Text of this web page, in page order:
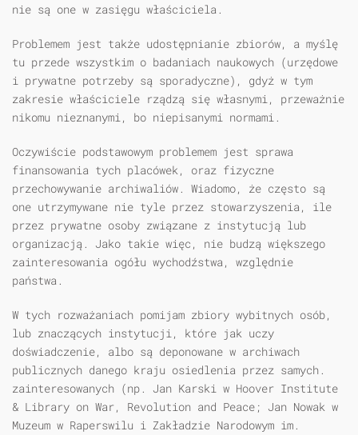
nie są one w zasięgu właściciela.
Problemem jest także udostępnianie zbiorów, a myślę
tu przede wszystkim o badaniach naukowych (urzędowe
i prywatne potrzeby są sporadyczne), gdyż w tym
zakresie właściciele rządzą się własnymi, przeważnie
nikomu nieznanymi, bo niepisanymi normami.
Oczywiście podstawowym problemem jest sprawa
finansowania tych placówek, oraz fizyczne
przechowywanie archiwaliów. Wiadomo, że często są
one utrzymywane nie tyle przez stowarzyszenia, ile
przez prywatne osoby związane z instytucją lub
organizacją. Jako takie więc, nie budzą większego
zainteresowania ogółu wychodźstwa, względnie
państwa.
W tych rozważaniach pomijam zbiory wybitnych osób,
lub znaczących instytucji, które jak uczy
doświadczenie, albo są deponowane w archiwach
publicznych danego kraju osiedlenia przez samych.
zainteresowanych (np. Jan Karski w Hoover Institute
& Library on War, Revolution and Peace; Jan Nowak w
Muzeum w Raperswilu i Zakładzie Narodowym im.